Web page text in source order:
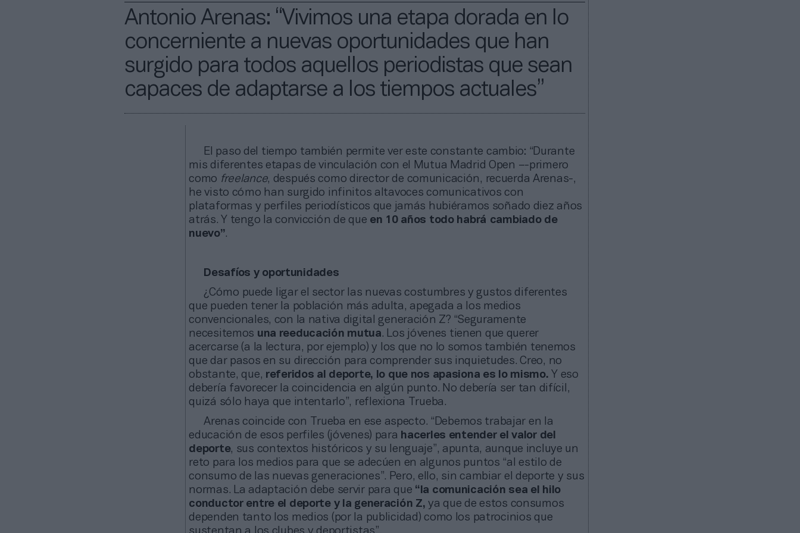
Antonio Arenas: “Vivimos una etapa dorada en lo
concerniente a nuevas oportunidades que han
surgido para todos aquellos periodistas que sean
capaces de adaptarse a los tiempos actuales”
El paso del tiempo también permite ver este constante cambio: “Durante
mis diferentes etapas de vinculación con el Mutua Madrid Open –-primero
como freelance, después como director de comunicación, recuerda Arenas-,
he visto cómo han surgido infinitos altavoces comunicativos con
plataformas y perfiles periodísticos que jamás hubiéramos soñado diez años
atrás. Y tengo la convicción de que en 10 años todo habrá cambiado de
nuevo”.
Desafíos y oportunidades
¿Cómo puede ligar el sector las nuevas costumbres y gustos diferentes
que pueden tener la población más adulta, apegada a los medios
convencionales, con la nativa digital generación Z? “Seguramente
necesitemos una reeducación mutua. Los jóvenes tienen que querer
acercarse (a la lectura, por ejemplo) y los que no lo somos también tenemos
que dar pasos en su dirección para comprender sus inquietudes. Creo, no
obstante, que, referidos al deporte, lo que nos apasiona es lo mismo. Y eso
debería favorecer la coincidencia en algún punto. No debería ser tan difícil,
quizá sólo haya que intentarlo”, reflexiona Trueba.
Arenas coincide con Trueba en ese aspecto. “Debemos trabajar en la
educación de esos perfiles (jóvenes) para hacerles entender el valor del
deporte, sus contextos históricos y su lenguaje”, apunta, aunque incluye un
reto para los medios para que se adecúen en algunos puntos “al estilo de
consumo de las nuevas generaciones”. Pero, ello, sin cambiar el deporte y sus
normas. La adaptación debe servir para que “la comunicación sea el hilo
conductor entre el deporte y la generación Z, ya que de estos consumos
dependen tanto los medios (por la publicidad) como los patrocinios que